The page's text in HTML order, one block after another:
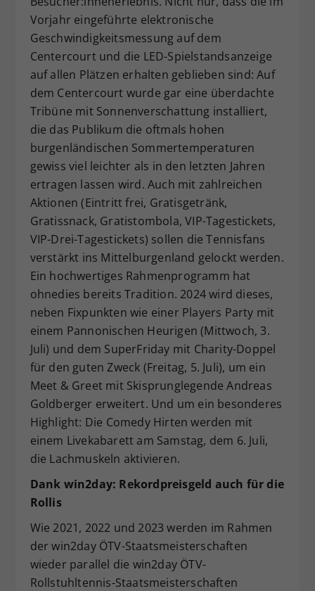
Vorjahr eingeführte elektronische
Geschwindigkeitsmessung auf dem
Centercourt und die LED-Spielstandsanzeige
auf allen Plätzen erhalten geblieben sind: Auf
dem Centercourt wurde gar eine überdachte
Tribüne mit Sonnenverschattung installiert,
die das Publikum die oftmals hohen
burgenländischen Sommertemperaturen
gewiss viel leichter als in den letzten Jahren
ertragen lassen wird. Auch mit zahlreichen
Aktionen (Eintritt frei, Gratisgetränk,
Gratissnack, Gratistombola, VIP-Tagestickets,
VIP-Drei-Tagestickets) sollen die Tennisfans
verstärkt ins Mittelburgenland gelockt werden.
Ein hochwertiges Rahmenprogramm hat
ohnedies bereits Tradition. 2024 wird dieses,
neben Fixpunkten wie einer Players Party mit
einem Pannonischen Heurigen (Mittwoch, 3.
Juli) und dem SuperFriday mit Charity-Doppel
für den guten Zweck (Freitag, 5. Juli), um ein
Meet & Greet mit Skisprunglegende Andreas
Goldberger erweitert. Und um ein besonderes
Highlight: Die Comedy Hirten werden mit
einem Livekabarett am Samstag, dem 6. Juli,
die Lachmuskeln aktivieren.
Dank win2day: Rekordpreisgeld auch für die
Rollis
Wie 2021, 2022 und 2023 werden im Rahmen
der win2day ÖTV-Staatsmeisterschaften
wieder parallel die win2day ÖTV-
Rollstuhltennis-Staatsmeisterschaften